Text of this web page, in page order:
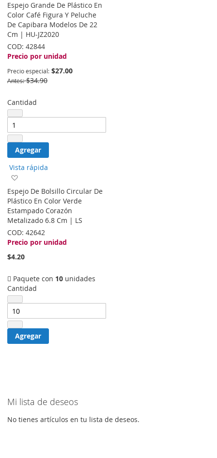
la
lista
de
deseos
Espejo Grande De Plástico En
Color Café Figura Y Peluche
De Capibara Modelos De 22
Cm | HU-JZ2020
COD: 42844
Precio por unidad
Precio especial $27.00
Antes $34.90
Cantidad
Agregar
Vista rápida
la
lista
de
deseos
Espejo De Bolsillo Circular De
Plástico En Color Verde
Estampado Corazón
Metalizado 6.8 Cm | LS
COD: 42642
Precio por unidad
$4.20
Paquete con 10 unidades
Cantidad
Agregar
Mi lista de deseos
No tienes artículos en tu lista de deseos.